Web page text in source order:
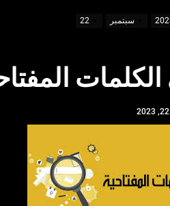
منها
سبتمبر 22